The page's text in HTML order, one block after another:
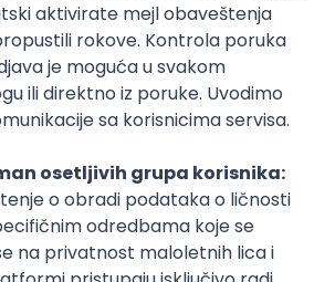
IT zajednicu, podižemo
domaćeg IT tržišta rada i
kandidate i poslodavce.